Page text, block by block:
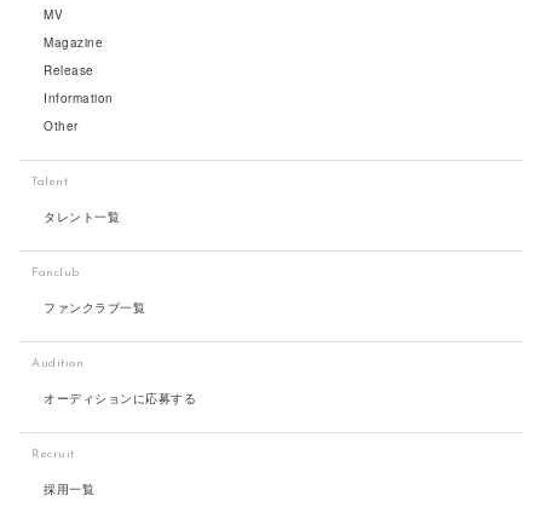
MV
Magazine
Release
Information
Other
Talent
タレント一覧
Fanclub
ファンクラブ一覧
Audition
オーディションに応募する
Recruit
採用一覧